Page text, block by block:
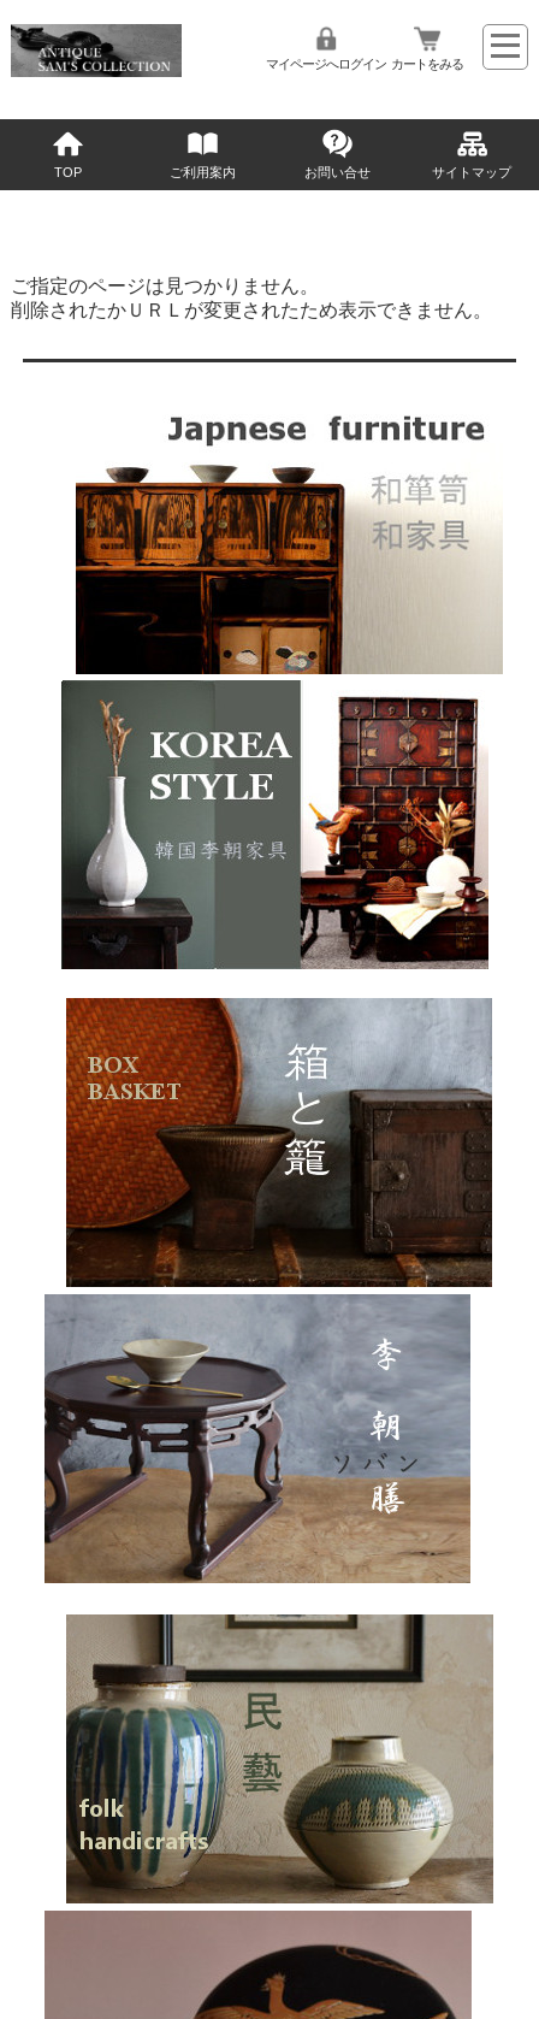
マイページへログイン カートをみる
TOP ご利用案内 お問い合せ サイトマップ
ご指定のページは見つかりません。
削除されたかＵＲＬが変更されたため表示できません。